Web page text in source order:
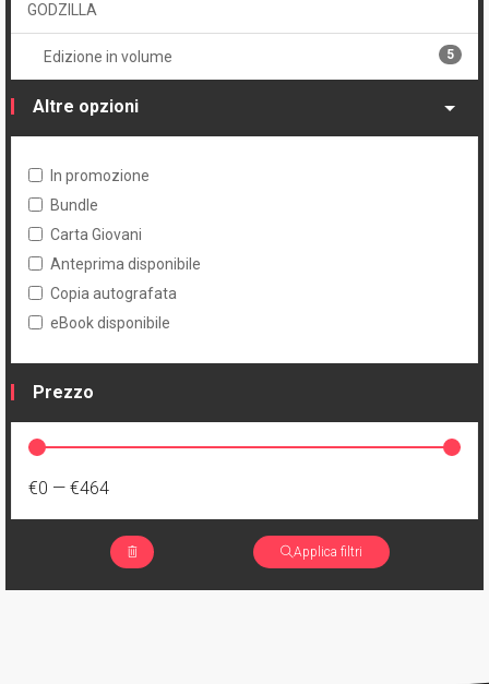
GODZILLA
Edizione in volume 5
Altre opzioni
In promozione
Bundle
Carta Giovani
Anteprima disponibile
Copia autografata
eBook disponibile
Prezzo
€0 — €464
Applica filtri